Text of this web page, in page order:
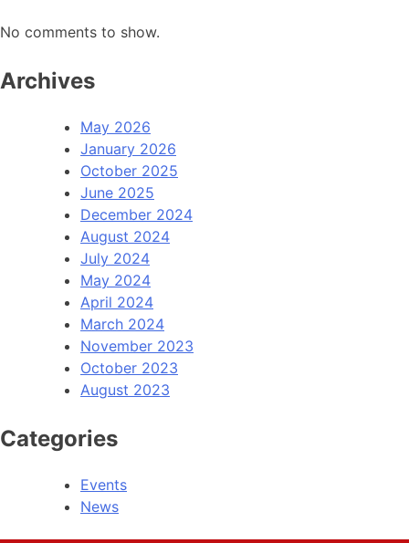
No comments to show.
Archives
May 2026
January 2026
October 2025
June 2025
December 2024
August 2024
July 2024
May 2024
April 2024
March 2024
November 2023
October 2023
August 2023
Categories
Events
News